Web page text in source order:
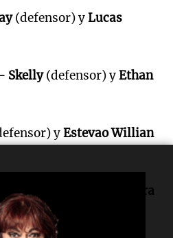
(defensor) yLucas
Skelly(defensor) yEthan
yEstevao Willian
(volante) y
Ropdrigo Mora